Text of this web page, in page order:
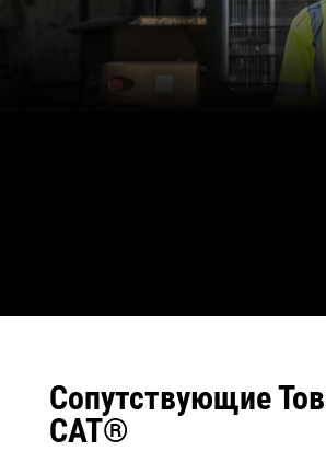
Сопутствующие
CAT®